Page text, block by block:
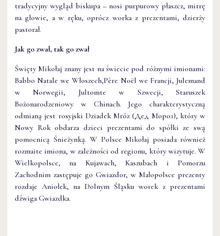
tradycyjny wygląd biskupa – nosi purpurowy płaszcz, mitrę
na głowie, a w ręku, oprócz worka z prezentami, dzierży
pastorał.
Jak go zwał, tak go zwał
Święty Mikołaj znany jest na świecie pod różnymi imionami:
Babbo Natale we Włoszech,Père Noël we Francji, Julemand
w Norwegii, Jultomte w Szwecji, Staruszek
Bożonarodzeniowy w Chinach. Jego charakterystyczną
odmianą jest rosyjski Dziadek Mróz (Дед Мороз), który w
Nowy Rok obdarza dzieci prezentami do spółki ze swą
pomocnicą Śnieżynką. W Polsce Mikołaj posiada również
rozmaite imiona, w zależności od regionu, który wizytuje. W
Wielkopolsce, na Kujawach, Kaszubach i Pomorzu
Zachodnim zastępuje go Gwiazdor, w Małopolsce prezenty
rozdaje Aniołek, na Dolnym Śląsku worek z prezentami
dźwiga Gwiazdka.